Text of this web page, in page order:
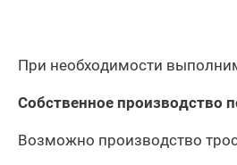
При необходимости
Собственное производство
Возможно производство